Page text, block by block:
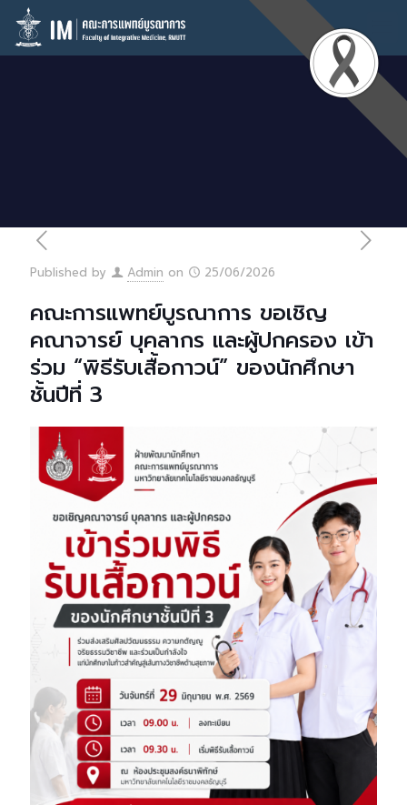
Published by Admin on 25/06/2026
คณะการแพทย์บูรณาการ ขอเชิญ
คณาจารย์ บุคลากร และผู้ปกครอง เข้า
ร่วม “พิธีรับเสื้อกาวน์” ของนักศึกษา
ชั้นปีที่ 3